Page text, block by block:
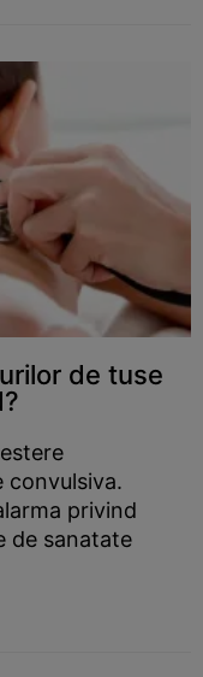
de tuse
convulsiva.
privind
de sanatate